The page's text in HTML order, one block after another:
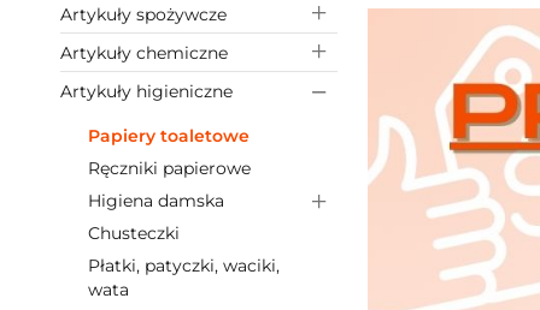
Artykuły spożywcze
Artykuły chemiczne
Artykuły higieniczne
Papiery toaletowe
Ręczniki papierowe
Higiena damska
Chusteczki
Płatki, patyczki, waciki,
wata